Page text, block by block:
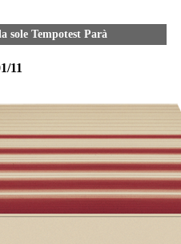
sole Tempotest Parà
11